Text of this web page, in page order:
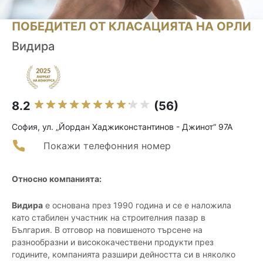
ПОБЕДИТЕЛ ОТ КЛАСАЦИЯТА НА ОРЛИ
Видира
8.2 (56)
София, ул. „Йордан Хаджиконстантинов - Джинот“ 97А
Покажи телефонния номер
Относно компанията:
Видира е основана през 1990 година и се е наложила
като стабилен участник на строителния пазар в
България. В отговор на повишеното търсене на
разнообразни и висококачествени продукти през
годините, компанията разшири дейността си в няколко